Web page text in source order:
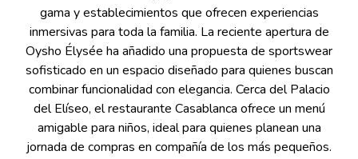
gama y establecimientos que ofrecen experiencias
inmersivas para toda la familia. La reciente apertura de
Oysho Élysée ha añadido una propuesta de sportswear
sofisticado en un espacio diseñado para quienes buscan
combinar funcionalidad con elegancia. Cerca del Palacio
del Elíseo, el restaurante Casablanca ofrece un menú
amigable para niños, ideal para quienes planean una
jornada de compras en compañía de los más pequeños.